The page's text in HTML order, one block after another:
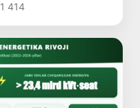
1 414